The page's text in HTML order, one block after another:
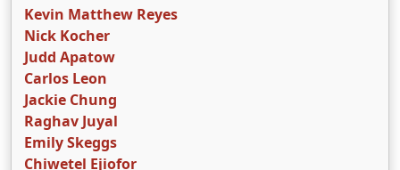
Kevin Matthew Reyes
Nick Kocher
Judd Apatow
Carlos Leon
Jackie Chung
Raghav Juyal
Emily Skeggs
Chiwetel Ejiofor